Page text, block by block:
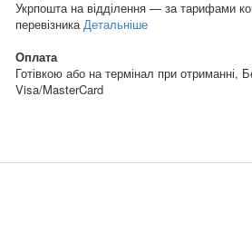
Укрпошта на відділення — за тарифами
перевізника Детальніше
Оплата
Готівкою або на термінал при отриманні,
Visa/MasterCard